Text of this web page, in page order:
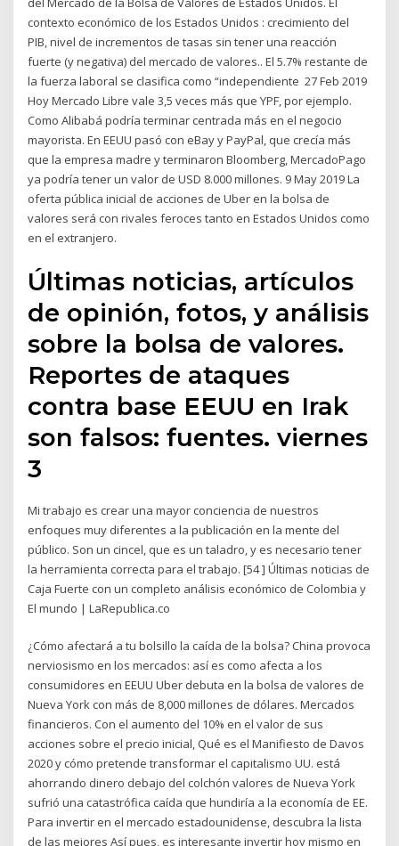
contexto económico de los Estados Unidos : crecimiento del
PIB, nivel de incrementos de tasas sin tener una reacción
fuerte (y negativa) del mercado de valores.. El 5.7% restante de
la fuerza laboral se clasifica como “independiente 27 Feb 2019
Hoy Mercado Libre vale 3,5 veces más que YPF, por ejemplo.
Como Alibabá podría terminar centrada más en el negocio
mayorista. En EEUU pasó con eBay y PayPal, que crecía más
que la empresa madre y terminaron Bloomberg, MercadoPago
ya podría tener un valor de USD 8.000 millones. 9 May 2019 La
oferta pública inicial de acciones de Uber en la bolsa de
valores será con rivales feroces tanto en Estados Unidos como
en el extranjero.
Últimas noticias, artículos
de opinión, fotos, y análisis
sobre la bolsa de valores.
Reportes de ataques
contra base EEUU en Irak
son falsos: fuentes. viernes
3
Mi trabajo es crear una mayor conciencia de nuestros
enfoques muy diferentes a la publicación en la mente del
público. Son un cincel, que es un taladro, y es necesario tener
la herramienta correcta para el trabajo. [54 ] Últimas noticias de
Caja Fuerte con un completo análisis económico de Colombia y
El mundo | LaRepublica.co
¿Cómo afectará a tu bolsillo la caída de la bolsa? China provoca
nerviosismo en los mercados: así es como afecta a los
consumidores en EEUU Uber debuta en la bolsa de valores de
Nueva York con más de 8,000 millones de dólares. Mercados
financieros. Con el aumento del 10% en el valor de sus
acciones sobre el precio inicial, Qué es el Manifiesto de Davos
2020 y cómo pretende transformar el capitalismo UU. está
ahorrando dinero debajo del colchón valores de Nueva York
sufrió una catastrófica caída que hundiría a la economía de EE.
Para invertir en el mercado estadounidense, descubra la lista
de las mejores Así pues, es interesante invertir hoy mismo en